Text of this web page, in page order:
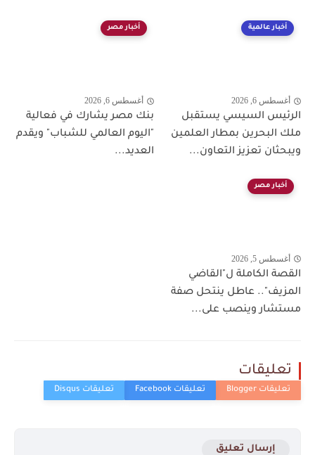
أخبار عالمية
أغسطس 6, 2026
الرئيس السيسي يستقبل
ملك البحرين بمطار العلمين
ويبحثان تعزيز التعاون...
أخبار مصر
أغسطس 6, 2026
بنك مصر يشارك في فعالية
"اليوم العالمي للشباب" ويقدم
العديد...
أخبار مصر
أغسطس 5, 2026
القصة الكاملة ل"القاضي
المزيف".. عاطل ينتحل صفة
مستشار وينصب على...
تعليقات
إرسال تعليق